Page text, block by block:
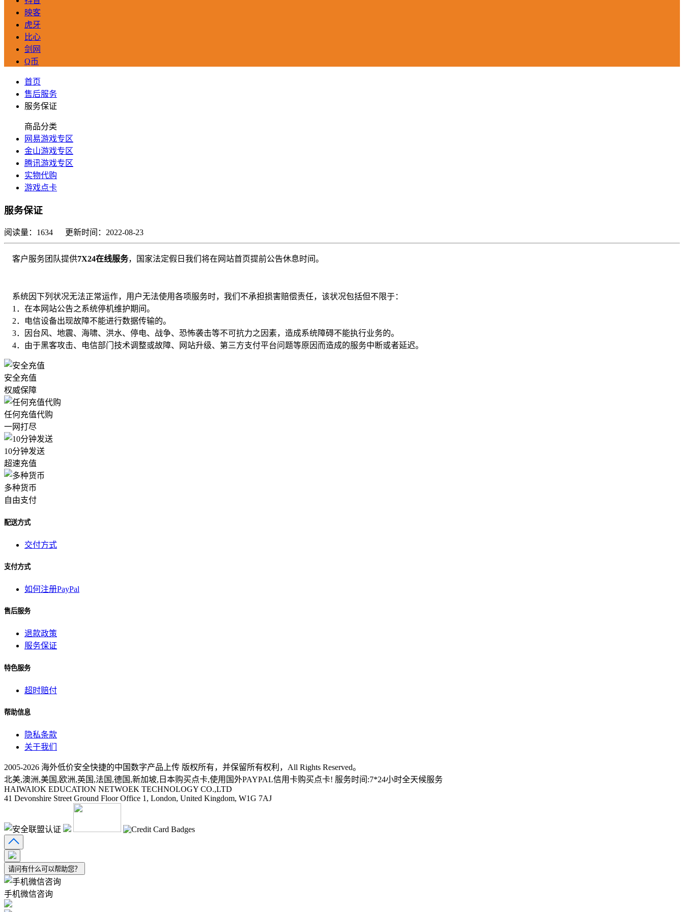
映客
虎牙
比心
剑网
Q币
首页
售后服务
服务保证
商品分类
网易游戏专区
金山游戏专区
腾讯游戏专区
实物代购
游戏点卡
服务保证
阅读量： 1634 更新时间： 2022-08-23
客户服务团队提供7X24在线服务，国家法定假日我们将在网站首页提前公告休息时间。
系统因下列状况无法正常运作，用户无法使用各项服务时，我们不承担损害赔偿责任，该状况包括但不限于：
1．在本网站公告之系统停机维护期间。
2．电信设备出现故障不能进行数据传输的。
3．因台风、地震、海啸、洪水、停电、战争、恐怖袭击等不可抗力之因素，造成系统障碍不能执行业务的。
4．由于黑客攻击、电信部门技术调整或故障、网站升级、第三方支付平台问题等原因而造成的服务中断或者延迟。
安全充值
权威保障
任何充值代购
一网打尽
10分钟发送
超速充值
多种货币
自由支付
配送方式
交付方式
支付方式
如何注册PayPal
售后服务
退款政策
服务保证
特色服务
超时赔付
帮助信息
隐私条款
关于我们
2005-2026 海外低价安全快捷的中国数字产品上传 版权所有，并保留所有权利，All Rights Reserved。
北美,澳洲,美国,欧洲,英国,法国,德国,新加坡,日本购买点卡,使用国外PAYPAL信用卡购买点卡! 服务时间:7*24小时全天候服务
HAIWAIOK EDUCATION NETWOEK TECHNOLOGY CO.,LTD
41 Devonshire Street Ground Floor Office 1, London, United Kingdom, W1G 7AJ
请问有什么可以帮助您？
手机微信咨询